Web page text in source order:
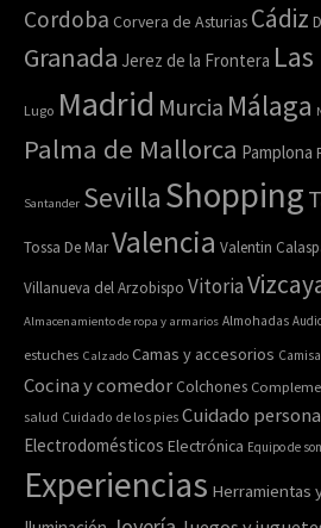
Cordoba Corvera de Asturias Cádiz
Granada Jerez de la Frontera
Lugo Madrid Murcia Málaga
Palma de Mallorca Pamplona
Santander Sevilla Shopping
Tossa De MarValencia Valentin
Villanueva del Arzobispo Vitoria
Almacenamiento de ropa y armarios Almohadas
estuches Calzado Camas y accesorios
Cocina y comedor Colchones
salud Cuidado de los pies Cuidado
Electrodomésticos Electrónica Equipo de
Experiencias Herramientas